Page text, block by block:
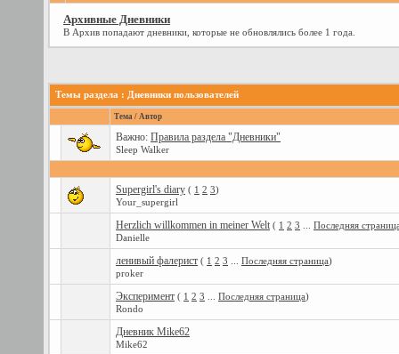
Архивные Дневники
В Архив попадают дневники, которые не обновлялись более 1 года.
Темы раздела : Дневники пользователей
Тема / Автор
Важно: Правила раздела "Дневники"
Sleep Walker
Supergirl's diary ( 1 2 3)
Your_supergirl
Herzlich willkommen in meiner Welt ( 1 2 3
Последняя
Danielle
ленивый фалерист ( 1 2 3 Последняя страница)
proker
Эксперимент ( 1 2 3 Последняя страница)
Rondo
Дневник Mike62
Mike62